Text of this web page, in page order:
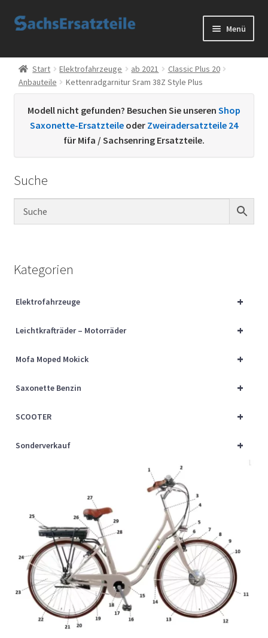
Zur
Zum
Menü
Start
AGB
Datenschutzerklärung
Kontakt
Sachs Ersatzteile
Über uns
Start Elektrofahrzeuge ab 2021
Classic Plus 20
Anbauteile
Kettenradgarnitur Sram 38Z Style Plus
Modell nicht gefunden? Besuchen Sie unseren Shop
Saxonette-Ersatzteile oder Zweiradersatzteile 24
für Mifa / Sachsenring Ersatzteile.
Suche
Kategorien
+
Elektrofahrzeuge
+
Leichtkrafträder – Motorräder
+
Mofa Moped Mokick
+
Saxonette Benzin
+
SCOOTER
+
Sonderverkauf